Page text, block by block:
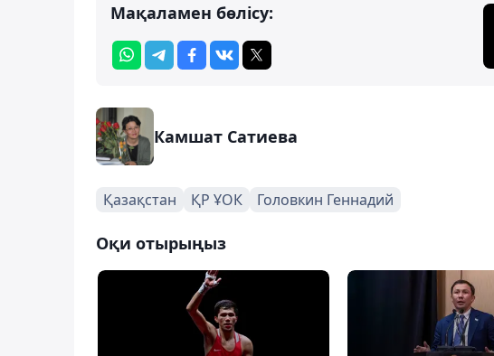
Мақаламен бөлісу:
Камшат Сатиева
Қазақстан ҚР ҰОК Головкин Геннадий
Оқи отырыңыз